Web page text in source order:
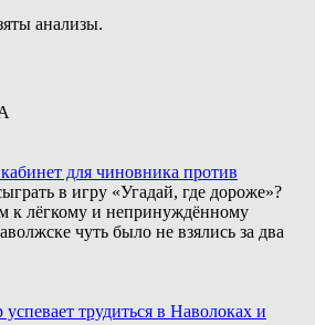
анализы.
для чиновника против
в игру «Угадай, где дороже»?
к лёгкому и непринуждённому
чуть было не взялись за два
трудиться в Наволоках и